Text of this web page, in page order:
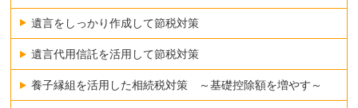
遺言をしっかり作成して節税対策
遺言代用信託を活用して節税対策
養子縁組を活用した相続税対策 ～基礎控除額を増やす～